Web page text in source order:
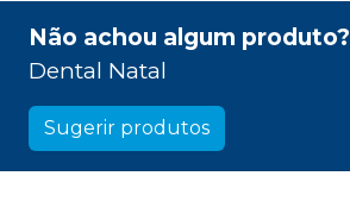
Não achou algum produto?
Dental Natal
Sugerir produtos